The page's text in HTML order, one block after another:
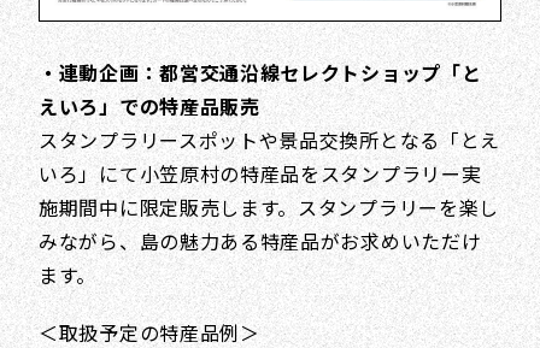
・連動企画：都営交通沿線セレクトショップ「と
えいろ」での特産品販売
スタンプラリースポットや景品交換所となる「とえ
いろ」にて小笠原村の特産品をスタンプラリー実
施期間中に限定販売します。スタンプラリーを楽し
みながら、島の魅力ある特産品がお求めいただけ
ます。
＜取扱予定の特産品例＞